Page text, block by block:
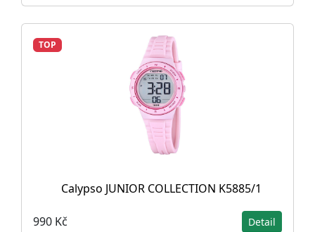
TOP
Calypso JUNIOR COLLECTION K5885/1
990 Kč Detail